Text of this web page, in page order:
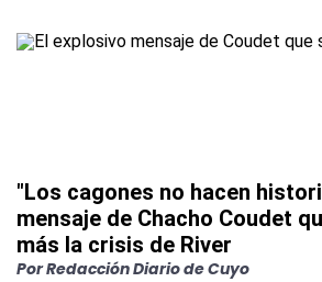
"Los cagones no hacen
mensaje de Chacho Coudet
más la crisis de River
Por Redacción Diario de Cuyo